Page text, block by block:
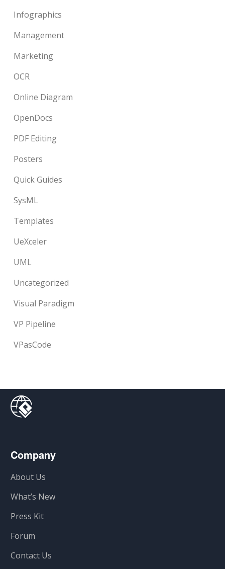
Infographics
Management
Marketing
OCR
Online Diagram
OpenDocs
PDF Editing
Posters
Quick Guides
SysML
Templates
UeXceler
UML
Uncategorized
Visual Paradigm
VP Pipeline
VPasCode
Company
About Us
What’s New
Press Kit
Forum
Contact Us